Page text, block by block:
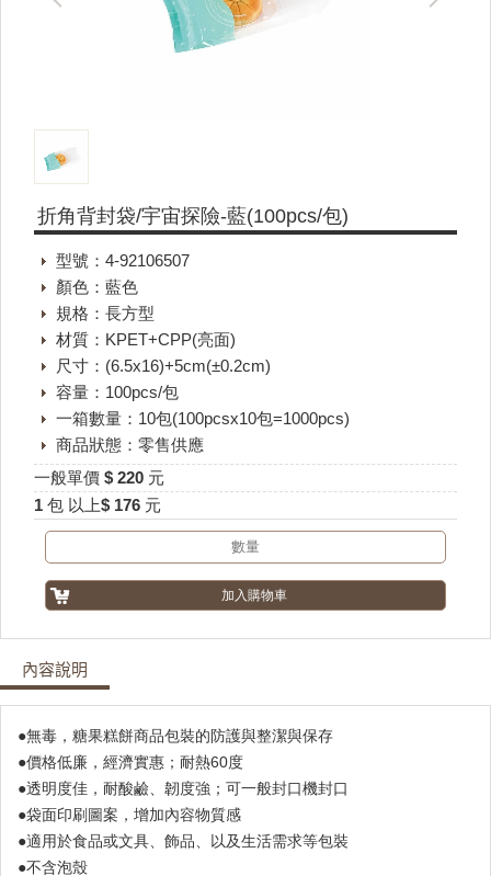
折角背封袋/宇宙探險-藍(100pcs/包)
型號：4-92106507
顏色：藍色
規格：長方型
材質：KPET+CPP(亮面)
尺寸：(6.5x16)+5cm(±0.2cm)
容量：100pcs/包
一箱數量：10包(100pcsx10包=1000pcs)
商品狀態：零售供應
一般單價 $ 220 元
1 包 以上$ 176 元
內容說明
●無毒，糖果糕餅商品包裝的防護與整潔與保存
●價格低廉，經濟實惠；耐熱60度
●透明度佳，耐酸鹼、韌度強；可一般封口機封口
●袋面印刷圖案，增加內容物質感
●適用於食品或文具、飾品、以及生活需求等包裝
●不含泡殼